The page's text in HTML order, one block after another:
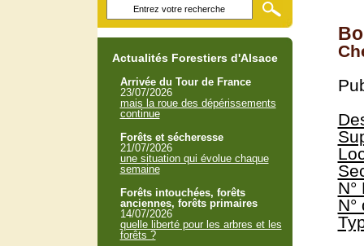
N°
N°
Actualités Forestiers d'Alsace
Arrivée du Tour de France
23/07/2026
mais la roue des dépérissements
continue
Forêts et sécheresse
21/07/2026
une situation qui évolue chaque
semaine
Forêts intouchées, forêts
anciennes, forêts primaires
14/07/2026
quelle liberté pour les arbres et les
forêts ?